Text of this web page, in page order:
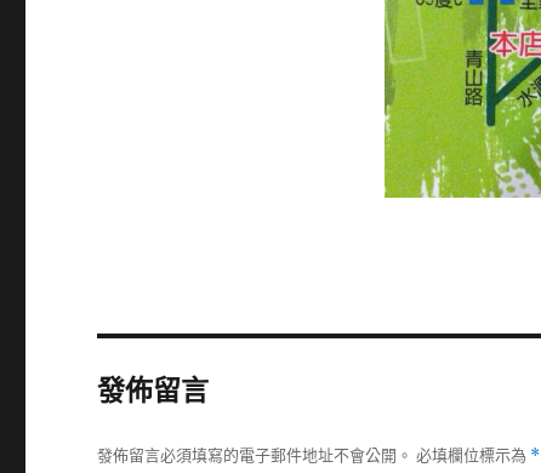
發佈留言
發佈留言必須填寫的電子郵件地址不會公開。 必填欄位標示為 *